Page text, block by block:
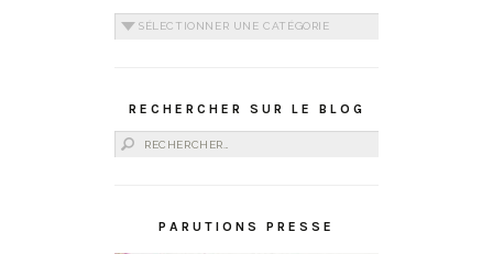
Catégories
RECHERCHER SUR LE BLOG
Rechercher :
PARUTIONS PRESSE